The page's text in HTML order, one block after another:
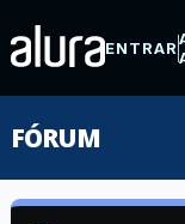
ENTRAR
FÓRUM